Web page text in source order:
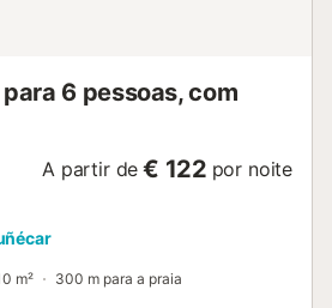
6 pessoas, com
A partir de € 122 por noite
m² 300 m para a praia